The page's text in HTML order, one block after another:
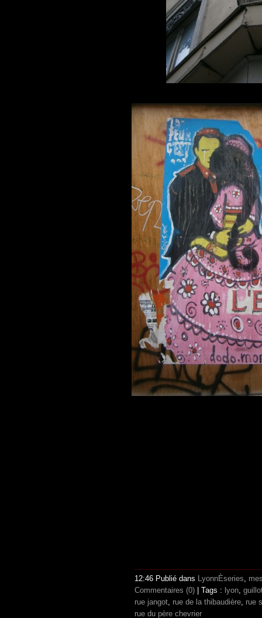
12:46 Publié dans LyonnÈseries
Commentaires (0) | Tags : lyon
rue jangot rue de la thibaudière rue
rue du père chevrier